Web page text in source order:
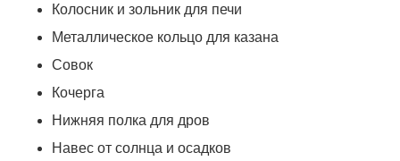
Колосник и зольник для печи
Металлическое кольцо для казана
Совок
Кочерга
Нижняя полка для дров
Навес от солнца и осадков